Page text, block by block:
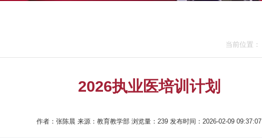
当前位置：
2026执业医培训计划
作者：张陈晨 来源：教育教学部 浏览量： 239 发布时间：2026-02-09 09:37:07